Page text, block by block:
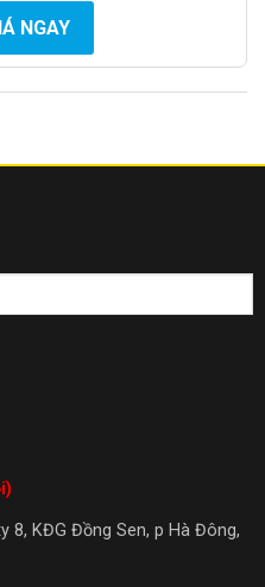
liệu cao cấp: gỗ quý nhóm I
NGAY
8, KĐG Đồng Sen, p Hà Đông,